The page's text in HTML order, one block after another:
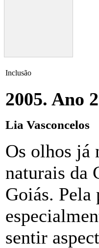
Inclusão
2005. Ano
Lia Vasconcelos
Os olhos já
naturais da
Goiás.
sentir